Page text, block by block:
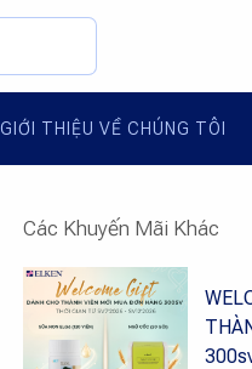
GIỚI THIỆU VỀ CHÚNG TÔI
Các Khuyến Mãi Khác